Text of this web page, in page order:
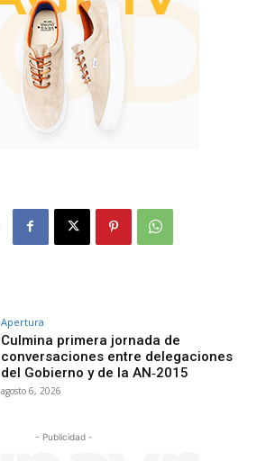
Apertura
Culmina primera jornada de
conversaciones entre delegaciones
del Gobierno y de la AN‑2015
agosto 6, 2026
- Publicidad -